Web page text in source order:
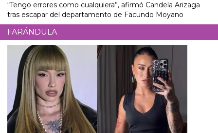
“Tengo errores como cualquiera”, afirmó Candela Arizaga
tras escapar del departamento de Facundo Moyano
FARÁNDULA